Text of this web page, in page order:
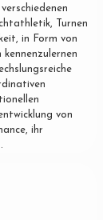
Turnen
in Form von
von
ihr